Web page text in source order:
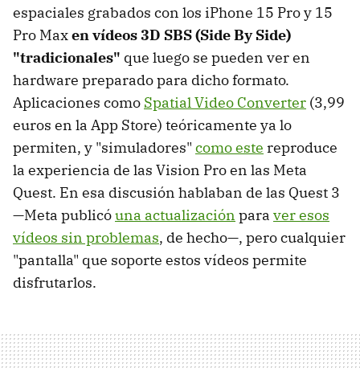
espaciales grabados con los iPhone 15 Pro y 15
Pro Maxen vídeos 3D SBS (Side By Side)
"tradicionales" que luego se pueden ver en
hardware preparado para dicho formato.
Aplicaciones como Spatial Video Converter (3,99
euros en la App Store) teóricamente ya lo
permiten, y "simuladores" como este reproduce
la experiencia de las Vision Pro en las Meta
Quest. En esa discusión hablaban de las Quest 3
—Meta publicóuna actualización para ver esos
vídeos sin problemas, de hecho—, pero cualquier
"pantalla" que soporte estos vídeos permite
disfrutarlos.